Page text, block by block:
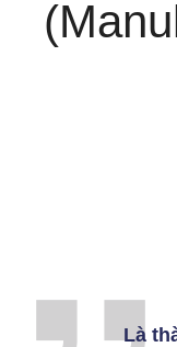
Là